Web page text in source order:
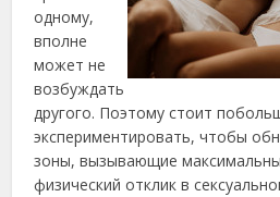
одному,
вполне
может не
возбуждать
другого. Поэтому стоит
экспериментировать, чтобы
зоны, вызывающие
физический отклик в